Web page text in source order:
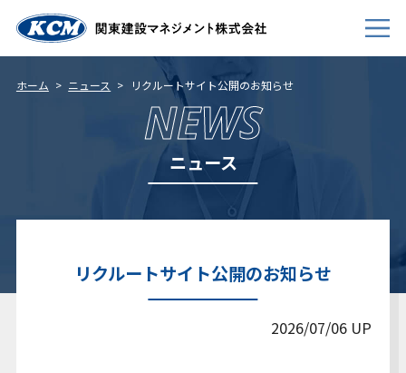
個人情報について
ホーム ニュース リクルートサイト公開のお知らせ
NEWS
ニュース
リクルートサイト公開のお知らせ
2026/07/06 UP